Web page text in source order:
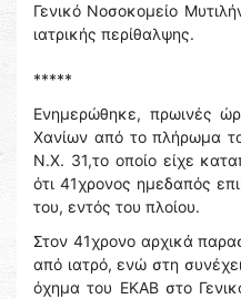
Γενικό Νοσοκομείο
ιατρικής περίθαλψης.
*****
Ενημερώθηκε, πρωινές
Χανίων από το πλήρωμα
Ν.Χ. 31,το οποίο είχε
ότι 41χρονος ημεδαπός
του, εντός του πλοίου.
Στον 41χρονο αρχικά
από ιατρό, ενώ στη
όχημα του ΕΚΑΒ στο